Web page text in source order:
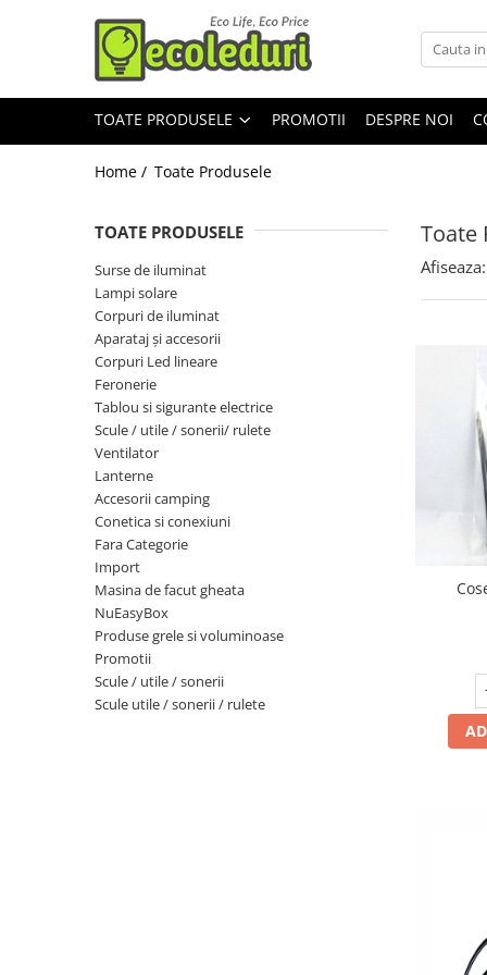
Toate Produsele
Surse de iluminat
Banda LED
Bec incandescent (Clasic)
Becuri Led
Becuri & lampi led cu fasung
Ghirlande luminoase
Modul Led pentru aplica
Tub Neon Fluorescent (Clasic)
Tub Neon LED
Lampi solare
Corpuri de iluminat
Spoturi LED
Corpuri Led - industriale
Aplice si Plafoniere Led
Proiectoare LED
Corpuri stradale
TOATE PRODUSELE PROMOTII DESPRE NOI
Home / Toate Produsele
Toate
TOATE PRODUSELE
Surse de iluminat
Lampi solare
Corpuri de iluminat
Aparataj şi accesorii
Corpuri Led lineare
Feronerie
Tablou si sigurante electrice
Scule / utile / sonerii/ rulete
Ventilator
Lanterne
Accesorii camping
Conetica si conexiuni
Fara Categorie
Import
Masina de facut gheata
NuEasyBox
Produse grele si voluminoase
Promotii
Scule / utile / sonerii
Scule utile / sonerii / rulete
Afiseaza: